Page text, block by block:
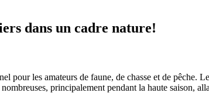
dans un cadre nature!
pour les amateurs de faune, de chasse et de pêche.
principalement pendant la haute saison,